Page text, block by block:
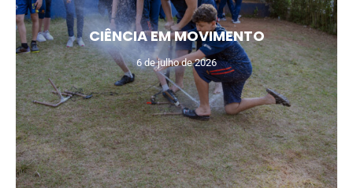
CIÊNCIA EM MOVIMENTO
6 de julho de 2026